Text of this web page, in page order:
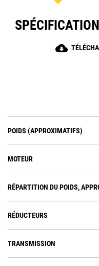
des
l'extension de la
renforts latéraux
chauffants et
cloud_download
POIDS (APPROXIMATIFS)
MOTEUR
RÉPARTITION DU POIDS,
RÉDUCTEURS
TRANSMISSION